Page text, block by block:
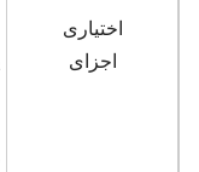
اختیاری
اجزای